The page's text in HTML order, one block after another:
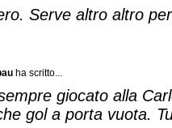
Serve altro altro
ha scritto...
giocato alla
gol a porta vuota.